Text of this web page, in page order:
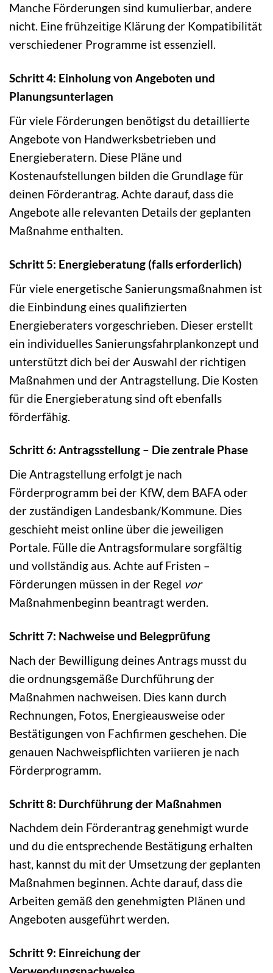
Manche Förderungen sind kumulierbar, andere
nicht. Eine frühzeitige Klärung der Kompatibilität
verschiedener Programme ist essenziell.
Schritt 4: Einholung von Angeboten und
Planungsunterlagen
Für viele Förderungen benötigst du detaillierte
Angebote von Handwerksbetrieben und
Energieberatern. Diese Pläne und
Kostenaufstellungen bilden die Grundlage für
deinen Förderantrag. Achte darauf, dass die
Angebote alle relevanten Details der geplanten
Maßnahme enthalten.
Schritt 5: Energieberatung (falls erforderlich)
Für viele energetische Sanierungsmaßnahmen ist
die Einbindung eines qualifizierten
Energieberaters vorgeschrieben. Dieser erstellt
ein individuelles Sanierungsfahrplankonzept und
unterstützt dich bei der Auswahl der richtigen
Maßnahmen und der Antragstellung. Die Kosten
für die Energieberatung sind oft ebenfalls
förderfähig.
Schritt 6: Antragsstellung – Die zentrale Phase
Die Antragstellung erfolgt je nach
Förderprogramm bei der KfW, dem BAFA oder
der zuständigen Landesbank/Kommune. Dies
geschieht meist online über die jeweiligen
Portale. Fülle die Antragsformulare sorgfältig
und vollständig aus. Achte auf Fristen –
Förderungen müssen in der Regel vor
Maßnahmenbeginn beantragt werden.
Schritt 7: Nachweise und Belegprüfung
Nach der Bewilligung deines Antrags musst du
die ordnungsgemäße Durchführung der
Maßnahmen nachweisen. Dies kann durch
Rechnungen, Fotos, Energieausweise oder
Bestätigungen von Fachfirmen geschehen. Die
genauen Nachweispflichten variieren je nach
Förderprogramm.
Schritt 8: Durchführung der Maßnahmen
Nachdem dein Förderantrag genehmigt wurde
und du die entsprechende Bestätigung erhalten
hast, kannst du mit der Umsetzung der geplanten
Maßnahmen beginnen. Achte darauf, dass die
Arbeiten gemäß den genehmigten Plänen und
Angeboten ausgeführt werden.
Schritt 9: Einreichung der